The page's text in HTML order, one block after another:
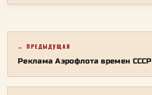
← ПРЕДЫДУЩАЯ
Реклама Аэрофлота времен СССР